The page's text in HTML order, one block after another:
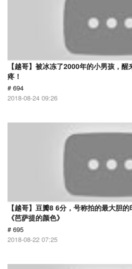
【越哥】被冰冻了2000年的小男孩，
疼！
# 694
2018-08-24 09:26
【越哥】豆瓣8 6分，号称拍的最大胆
《芭萨提的颜色》
# 695
2018-08-22 07:25